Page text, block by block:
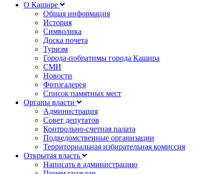
О Кашире
Общая информация
История
Символика
Доска почета
Туризм
Города-побратимы города Кашира
СМИ
Новости
Фотогалерея
Список памятных мест
Органы власти
Администрация
Совет депутатов
Контрольно-счетная палата
Подведомственные организации
Территориальная избирательная комиссия
Открытая власть
Написать в администрацию